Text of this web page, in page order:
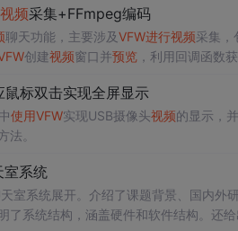
视频采集+FFmpeg编码
聊天功能，主要涉及VFW进行视频采集，
创建视频窗口并预览，利用回调函数
鼠标双击实现全屏显示
使用VFW实现USB摄像头视频的显示，
法。
室系统
室系统展开。介绍了课题背景、国内外
了系统结构，涵盖硬件和软件结构。还给